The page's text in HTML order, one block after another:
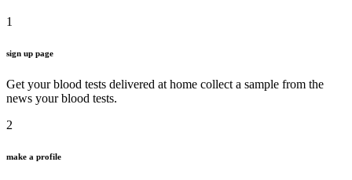
1
sign up page
Get your blood tests delivered at home collect a sample from the
news your blood tests.
2
make a profile